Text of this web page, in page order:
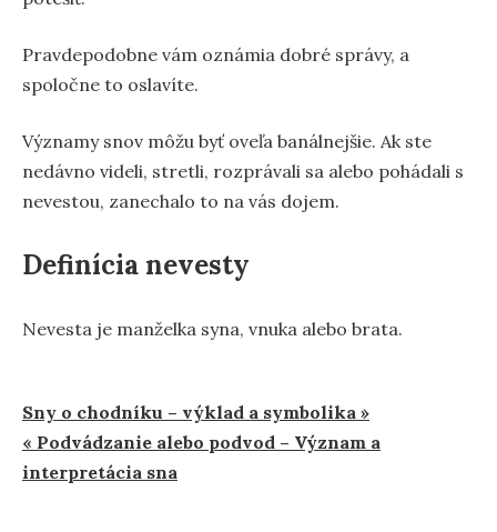
Pravdepodobne vám oznámia dobré správy, a
spoločne to oslavíte.
Významy snov môžu byť oveľa banálnejšie. Ak ste
nedávno videli, stretli, rozprávali sa alebo pohádali s
nevestou, zanechalo to na vás dojem.
Definícia nevesty
Nevesta je manželka syna, vnuka alebo brata.
Navigácia
v
Sny o chodníku – výklad a symbolika »
« Podvádzanie alebo podvod – Význam a
interpretácia sna